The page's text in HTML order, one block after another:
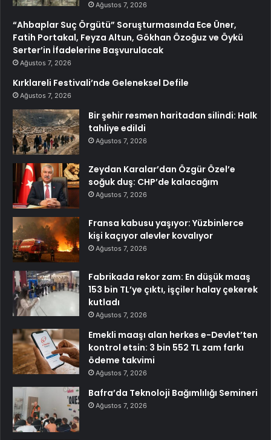
Ağustos 7, 2026
“Ahbaplar Suç Örgütü” Soruşturmasında Ece Üner,
Fatih Portakal, Feyza Altun, Gökhan Özoğuz ve Öykü
Serter’in İfadelerine Başvurulacak
Ağustos 7, 2026
Kırklareli Festivali’nde Geleneksel Defile
Ağustos 7, 2026
Bir şehir resmen haritadan silindi: Halk
tahliye edildi
Ağustos 7, 2026
Zeydan Karalar’dan Özgür Özel’e
soğuk duş: CHP’de kalacağım
Ağustos 7, 2026
Fransa kabusu yaşıyor: Yüzbinlerce
kişi kaçıyor alevler kovalıyor
Ağustos 7, 2026
Fabrikada rekor zam: En düşük maaş
153 bin TL’ye çıktı, işçiler halay çekerek
kutladı
Ağustos 7, 2026
Emekli maaşı alan herkes e-Devlet’ten
kontrol etsin: 3 bin 552 TL zam farkı
ödeme takvimi
Ağustos 7, 2026
Bafra’da Teknoloji Bağımlılığı Semineri
Ağustos 7, 2026